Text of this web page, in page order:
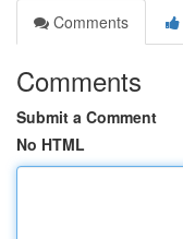
Comments
Comments
Submit a Comment
No HTML